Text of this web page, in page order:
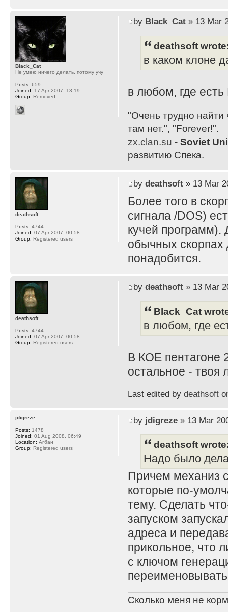
by Black_Cat» 13 Mar
deathsoft
в каком клоне
в любом, где
"Очень трудно найти
там нет.", "Forever!".
zx.clan.su - Soviet
развитию Спека.
Black_Cat
Не умею ничего делать, потому учу
Posts: 659
Joined: 17 Apr 2007, 13:19
Group: Removed
by deathsoft» 13 Mar
Более того в
сигнала /DOS)
кучей программ).
обычных скорпах
понадобится.
deathsoft
Posts: 4744
Joined: 07 Apr 2007, 00:58
Group: Registered users
by deathsoft» 13 Mar
Black_Cat
в любом, где
В КОЕ пентагоне
остальное - твоя
Last edited by deathsoft
deathsoft
Posts: 4744
Joined: 07 Apr 2007, 00:58
Group: Registered users
by jdigreze» 13 Mar
deathsoft
Надо было
Причем механиз
которые по-
тему. Сделать
запуском
адреса и
прикольное, что
с ключом
Сколько меня не
jdigreze
Posts: 1478
Joined: 01 Aug 2008, 06:49
Location: Агбан
Group: Registered users